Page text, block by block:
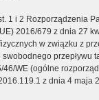
1 i 2 Rozporządzenia
2016/679 z dnia 27
w związku z
przepływu
46/WE (ogólne
z dnia 4 maja